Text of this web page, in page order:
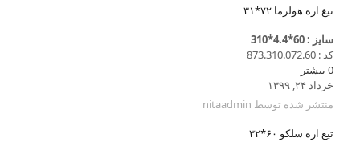
تیغ اره هولزما ۷۲*۳۱
سایز : 60*4.4*310
کد : 873.310.072.60
0 بیشتر
خرداد ۲۴, ۱۳۹۹
منتشر شده توسط nitaadmin
تیغ اره سلکو ۶۰*۳۲